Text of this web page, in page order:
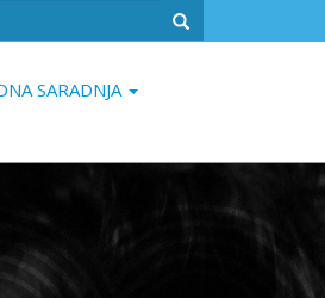
SARADNJA